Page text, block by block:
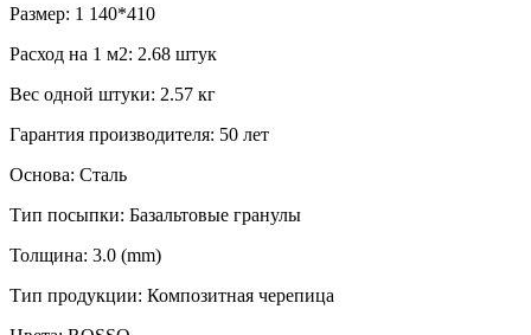
Размер: 1 140*410
Расход на 1 м2: 2.68 штук
Вес одной штуки: 2.57 кг
Гарантия производителя: 50 лет
Основа: Сталь
Тип посыпки: Базальтовые гранулы
Толщина: 3.0 (mm)
Тип продукции: Композитная черепица